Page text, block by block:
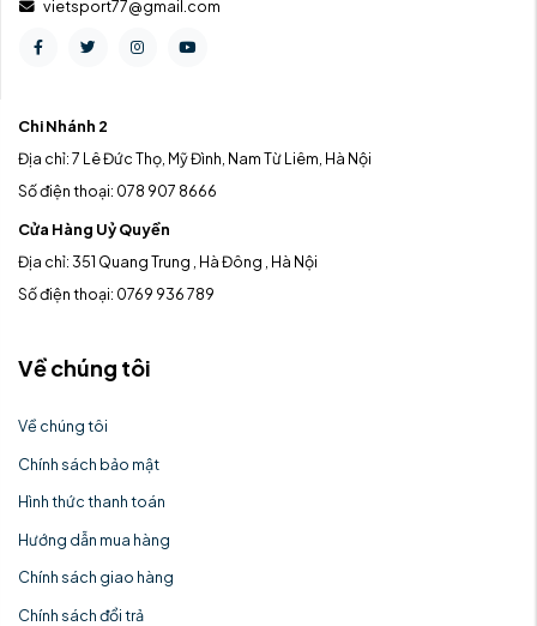
vietsport77@gmail.com
Chi Nhánh 2
Địa chỉ: 7 Lê Đức Thọ, Mỹ Đình, Nam Từ Liêm, Hà Nội
Số điện thoại: 078 907 8666
Cửa Hàng Uỷ Quyền
Địa chỉ: 351 Quang Trung , Hà Đông , Hà Nội
Số điện thoại: 0769 936 789
Về chúng tôi
Về chúng tôi
Chính sách bảo mật
Hình thức thanh toán
Hướng dẫn mua hàng
Chính sách giao hàng
Chính sách đổi trả